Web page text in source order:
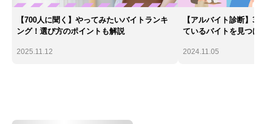
【700人に聞く】やってみたいバイトランキ
ング！選び方のポイントも解説
2025.11.12
【アルバイト診断】
ているバイトを見つけ
2024.11.05